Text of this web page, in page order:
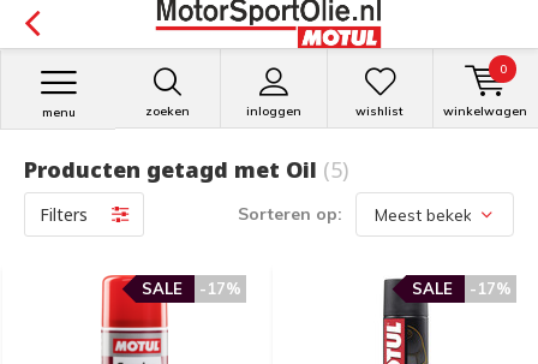
zoeken inloggen
menu wishlist winkelwagen
0
Producten getagd met Oil (5)
Filters Sorteren op:
-17%
SALE -17%
SALE